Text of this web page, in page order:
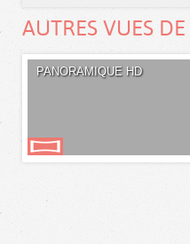
AUTRES VUES
PANORAMIQUE HD